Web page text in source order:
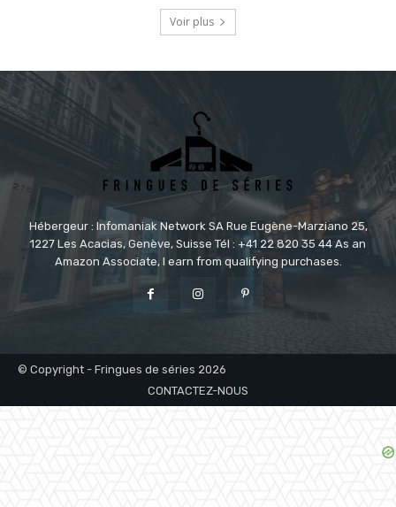
Voir plus
Hébergeur : Infomaniak Network SA Rue Eugène-Marziano 25,
1227 Les Acacias, Genève, Suisse Tél : +41 22 820 35 44 As an
Amazon Associate, I earn from qualifying purchases.
© Copyright - Fringues de séries 2026
CONTACTEZ-NOUS